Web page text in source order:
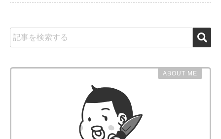
ABOUT ME